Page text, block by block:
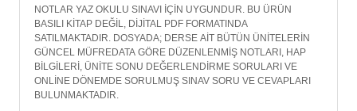
NOTLAR YAZ OKULU SINAVI İÇİN UYGUNDUR. BU ÜRÜN
BASILI KİTAP DEĞİL, DİJİTAL PDF FORMATINDA
SATILMAKTADIR. DOSYADA; DERSE AİT BÜTÜN ÜNİTELERİN
GÜNCEL MÜFREDATA GÖRE DÜZENLENMİŞ NOTLARI, HAP
BİLGİLERİ, ÜNİTE SONU DEĞERLENDİRME SORULARI VE
ONLİNE DÖNEMDE SORULMUŞ SINAV SORU VE CEVAPLARI
BULUNMAKTADIR.